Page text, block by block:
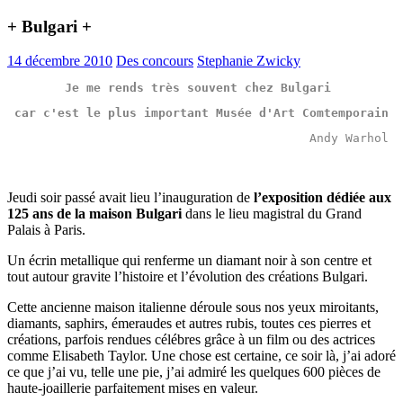
+ Bulgari +
14 décembre 2010 Des concours Stephanie Zwicky
Je me rends très souvent chez Bulgari
car c'est le plus important Musée d'Art Comtemporain
Andy Warhol
Jeudi soir passé avait lieu l’inauguration de l’exposition dédiée aux
125 ans de la maison Bulgari dans le lieu magistral du Grand
Palais à Paris.
Un écrin metallique qui renferme un diamant noir à son centre et
tout autour gravite l’histoire et l’évolution des créations Bulgari.
Cette ancienne maison italienne déroule sous nos yeux miroitants,
diamants, saphirs, émeraudes et autres rubis, toutes ces pierres et
créations, parfois rendues célébres grâce à un film ou des actrices
comme Elisabeth Taylor. Une chose est certaine, ce soir là, j’ai adoré
ce que j’ai vu, telle une pie, j’ai admiré les quelques 600 pièces de
haute-joaillerie parfaitement mises en valeur.